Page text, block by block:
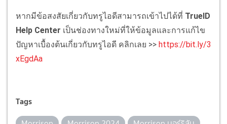
หากมีข้อสงสัยเกี่ยวกับทรูไอดีสามารถเข้าไปได้ที่ TrueID
Help Center เป็นช่องทางใหม่ที่ให้ข้อมูลและการแก้ไข
ปัญหาเบื้องต้นเกี่ยวกับทรูไอดี คลิกเลย >> https://bit.ly/3
xEgdAa
Tags